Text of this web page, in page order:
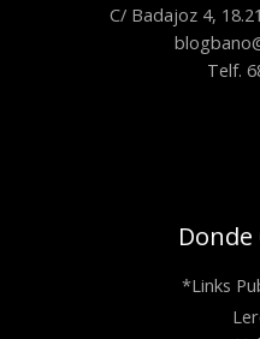
C/ Badajoz 4,
Telf.
*Links